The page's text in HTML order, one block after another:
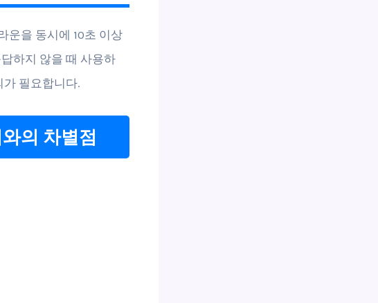
운을 동시에 10초 이상
하지 않을 때 사용하
필요합니다.
의 차별점